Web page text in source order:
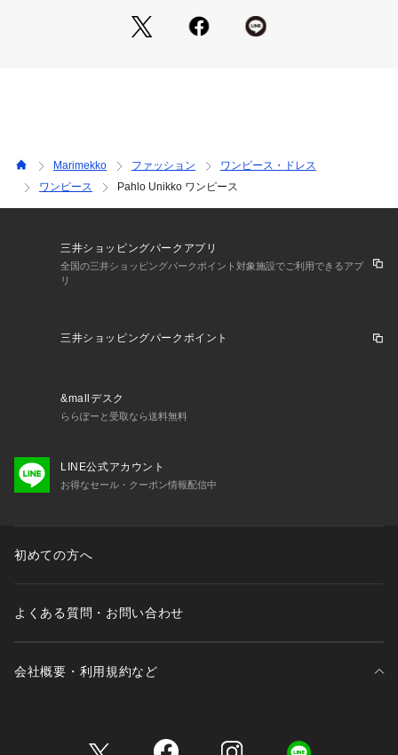
Marimekko ファッション
ワンピース・ドレス
ワンピース
Pahlo Unikko ワンピース
三井ショッピングパークアプリ
全国の三井ショッピングパークポイント対象施設でご利用できるアプ
リ
三井ショッピングパークポイント
&mallデスク
ららぽーと受取なら送料無料
LINE公式アカウント
お得なセール・クーポン情報配信中
初めての方へ
よくある質問・お問い合わせ
会社概要・利用規約など